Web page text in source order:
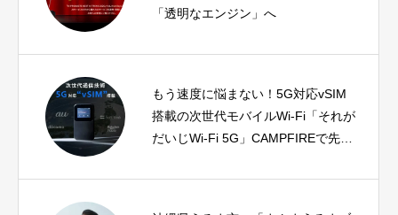
「透明なエンジン」へ
もう速度に悩まない！5G対応vSIM
搭載の次世代モバイルWi-Fi「それが
だいじWi-Fi 5G」CAMPFIREで先行